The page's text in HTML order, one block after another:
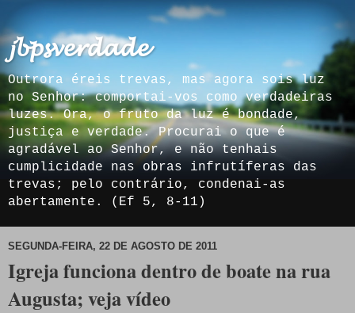
𝓳𝓫𝓹𝓼𝓿𝓮𝓻𝓭𝓪𝓭𝓮
Outrora éreis trevas, mas agora sois luz
no Senhor: comportai-vos como verdadeiras
luzes. Ora, o fruto da luz é bondade,
justiça e verdade. Procurai o que é
agradável ao Senhor, e não tenhais
cumplicidade nas obras infrutíferas das
trevas; pelo contrário, condenai-as
abertamente. (Ef 5, 8-11)
SEGUNDA-FEIRA, 22 DE AGOSTO DE 2011
Igreja funciona dentro de boate na rua
Augusta; veja vídeo